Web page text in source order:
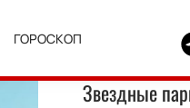
ГОРОСКОП
Звездные